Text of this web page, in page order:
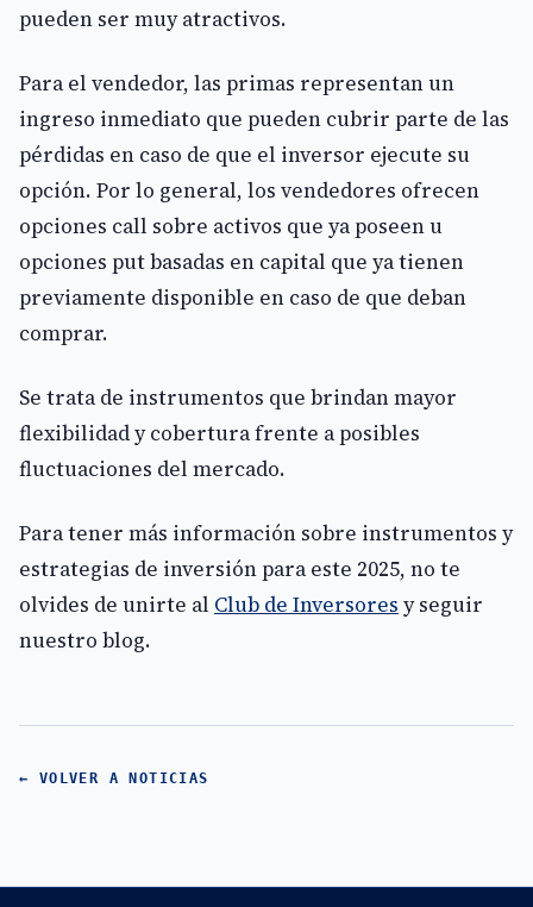
pueden ser muy atractivos.
Para el vendedor, las primas representan un
ingreso inmediato que pueden cubrir parte de las
pérdidas en caso de que el inversor ejecute su
opción. Por lo general, los vendedores ofrecen
opciones call sobre activos que ya poseen u
opciones put basadas en capital que ya tienen
previamente disponible en caso de que deban
comprar.
Se trata de instrumentos que brindan mayor
flexibilidad y cobertura frente a posibles
fluctuaciones del mercado.
Para tener más información sobre instrumentos y
estrategias de inversión para este 2025, no te
olvides de unirte al Club de Inversores y seguir
nuestro blog.
← VOLVER A NOTICIAS